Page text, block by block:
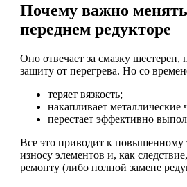
Почему важно
переднем редукторе
Оно отвечает за смазку
защиту от перегрева. Но со
теряет вязкость;
накапливает металлические
перестает эффективно
Все это приводит к повышенному
износу элементов и, как
ремонту (либо полной замене